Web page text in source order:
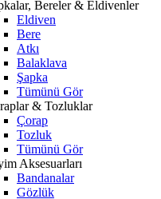
Bereler & Eldivenler
Eldiven
Bere
Atkı
Balaklava
Şapka
Tümünü Gör
& Tozluklar
Çorap
Tozluk
Tümünü Gör
Aksesuarları
Bandanalar
Gözlük